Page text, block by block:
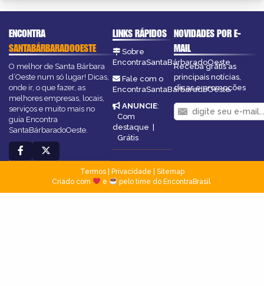
ENCONTRA
SANTABÁRBARADOOESTE
O melhor de Santa Bárbara
d’Oeste num só lugar! Dicas,
onde ir, o que fazer, as
melhores empresas, locais,
serviços e muito mais no
guia Encontra
SantaBárbaradoOeste.
LINKS RÁPIDOS
Sobre
EncontraSantaBárbaradoOeste
Fale com o
EncontraSantaBárbaradoOeste
ANUNCIE:
Com
destaque |
Grátis
NOVIDADES POR E-
MAIL
Receba grátis as
principais notícias,
dicas e promoções
Termos| Privacidade
Sitemap
Criado com
e pelo time do EncontraBrasil